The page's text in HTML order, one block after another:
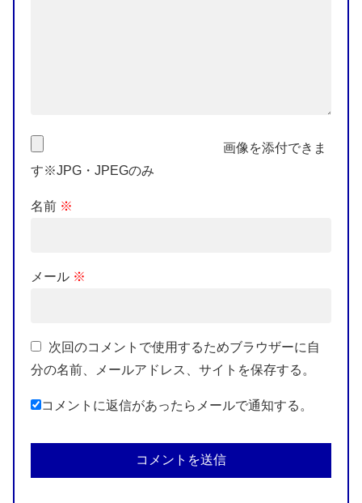
画像を添付できま
す※JPG・JPEGのみ
名前 ※
メール ※
次回のコメントで使用するためブラウザーに自
分の名前、メールアドレス、サイトを保存する。
コメントに返信があったらメールで通知する。